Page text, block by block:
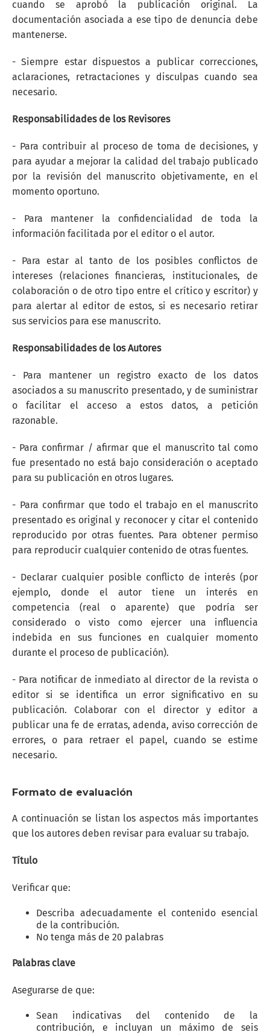
cuando se aprobó la publicación original. La
documentación asociada a ese tipo de denuncia debe
mantenerse.
- Siempre estar dispuestos a publicar correcciones,
aclaraciones, retractaciones y disculpas cuando sea
necesario.
Responsabilidades de los Revisores
- Para contribuir al proceso de toma de decisiones, y
para ayudar a mejorar la calidad del trabajo publicado
por la revisión del manuscrito objetivamente, en el
momento oportuno.
- Para mantener la confidencialidad de toda la
información facilitada por el editor o el autor.
- Para estar al tanto de los posibles conflictos de
intereses (relaciones financieras, institucionales, de
colaboración o de otro tipo entre el crítico y escritor) y
para alertar al editor de estos, si es necesario retirar
sus servicios para ese manuscrito.
Responsabilidades de los Autores
- Para mantener un registro exacto de los datos
asociados a su manuscrito presentado, y de suministrar
o facilitar el acceso a estos datos, a petición
razonable.
- Para confirmar / afirmar que el manuscrito tal como
fue presentado no está bajo consideración o aceptado
para su publicación en otros lugares.
- Para confirmar que todo el trabajo en el manuscrito
presentado es original y reconocer y citar el contenido
reproducido por otras fuentes. Para obtener permiso
para reproducir cualquier contenido de otras fuentes.
- Declarar cualquier posible conflicto de interés (por
ejemplo, donde el autor tiene un interés en
competencia (real o aparente) que podría ser
considerado o visto como ejercer una influencia
indebida en sus funciones en cualquier momento
durante el proceso de publicación).
- Para notificar de inmediato al director de la revista o
editor si se identifica un error significativo en su
publicación. Colaborar con el director y editor a
publicar una fe de erratas, adenda, aviso corrección de
errores, o para retraer el papel, cuando se estime
necesario.
Formato de evaluación
A continuación se listan los aspectos más importantes
que los autores deben revisar para evaluar su trabajo.
Título
Verificar que:
Describa adecuadamente el contenido esencial
de la contribución.
No tenga más de 20 palabras
Palabras clave
Asegurarse de que:
Sean indicativas del contenido de la
contribución, e incluyan un máximo de seis